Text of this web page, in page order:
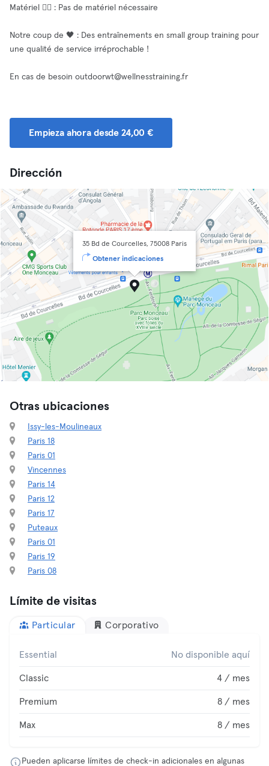
Matériel 🏋️‍♂️ : Pas de matériel nécessaire
Notre coup de 🖤 : Des entraînements en small group training pour
une qualité de service irréprochable !
En cas de besoin outdoorwt@wellnesstraining.fr
Empieza ahora desde 24,00 €
Dirección
35 Bd de Courcelles, 75008 Paris
Obtener indicaciones
Otras ubicaciones
Issy-les-Moulineaux
Paris 18
Paris 01
Vincennes
Paris 14
Paris 12
Paris 17
Puteaux
Paris 01
Paris 19
Paris 08
Límite de visitas
Particular Corporativo
Essential No disponible aquí
Classic 4 / mes
Premium 8 / mes
Max 8 / mes
Pueden aplicarse límites de check-in adicionales en algunas